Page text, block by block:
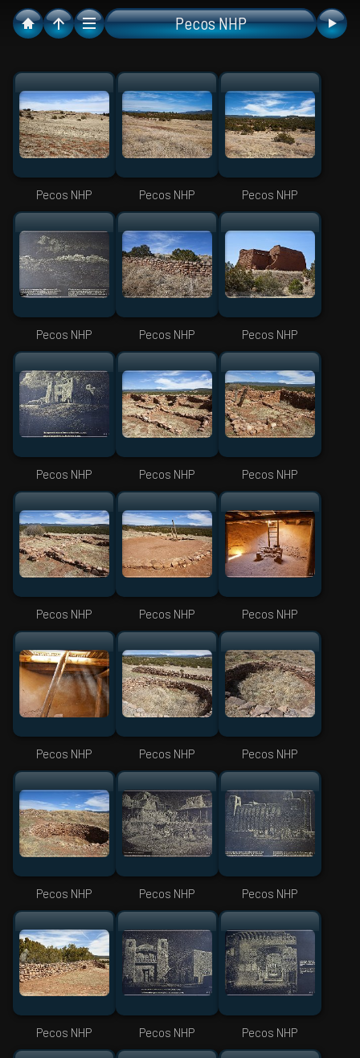
Pecos NHP
Pecos NHP Pecos NHP Pecos NHP
Pecos NHP Pecos NHP Pecos NHP
Pecos NHP Pecos NHP Pecos NHP
Pecos NHP Pecos NHP Pecos NHP
Pecos NHP Pecos NHP Pecos NHP
Pecos NHP Pecos NHP Pecos NHP
Pecos NHP Pecos NHP Pecos NHP